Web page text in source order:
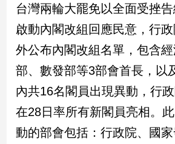
政
治
焦
品
觀
點
民
調
台灣兩輪大罷免以全面受挫
啟動內閣改組回應民意，行
外公布內閣改組名單，包含
部、數發部等3部會首長，以
內共16名閣員出現異動，行
在28日率所有新閣員亮相。
動的部會包括：行政院、國家